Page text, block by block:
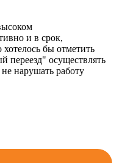
и в срок,
бы отметить
переезд" осуществлять
нарушать работу